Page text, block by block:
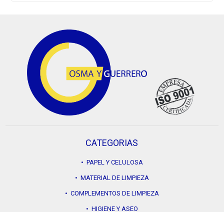
CATEGORIAS
• PAPEL Y CELULOSA
• MATERIAL DE LIMPIEZA
• COMPLEMENTOS DE LIMPIEZA
• HIGIENE Y ASEO